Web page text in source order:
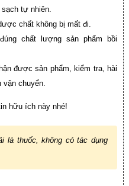
tự nhiên.
chất không bị mất đi.
chất lượng sản phẩm bồi
được sản phẩm, kiểm tra, hài
vận chuyển.
hữu ích này nhé!
là thuốc, không có tác dụng